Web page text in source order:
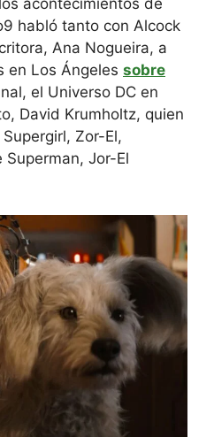
acontecimientos de
habló tanto con Alcock
Ana Nogueira, a
en Los Ángeles sobre
el Universo DC en
David Krumholtz, quien
Zor-El,
Jor-El